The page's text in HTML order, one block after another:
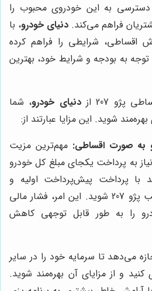
دسترسی به این خودروی محبوب را
فراهم می‌کند. دنیای خودرو، با
اقساطی، شرایطی را فراهم کرده
توجه به بودجه و شرایط خود، بهترین
207 از
دنیای خودرو، شما
شوید. این مزایا عبارتند از:
به صورت اقساطی: مهم‌ترین مزیت
به پرداخت یکجای مبلغ کل خودرو
با پرداخت پیش‌پرداخت اولیه و
اقساط ماهانه، صاحب پژو 207 شوید. این امر، فشار مالی
را به طور قابل توجهی کاهش
می‌دهد تا سرمایه خود را در سایر
کنید و از مزایای آن بهره‌مند شوید.